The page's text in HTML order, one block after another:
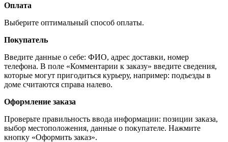
Оплата
Выберите оптимальный способ оплаты.
Покупатель
Введите данные о себе: ФИО, адрес доставки, номер
телефона. В поле «Комментарии к заказу» введите сведения,
которые могут пригодиться курьеру, например: подъезды в
доме считаются справа налево.
Оформление заказа
Проверьте правильность ввода информации: позиции заказа,
выбор местоположения, данные о покупателе. Нажмите
кнопку «Оформить заказ».